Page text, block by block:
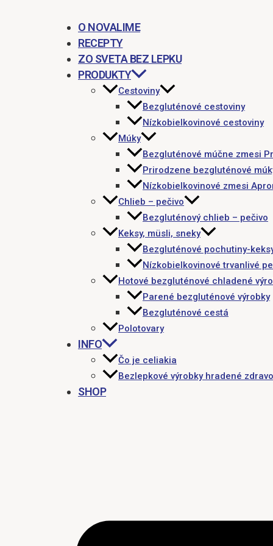
O NOVALIME
RECEPTY
ZO SVETA BEZ LEPKU
PRODUKTY
Cestoviny
Bezgluténové cestoviny
Nízkobielkovinové cestoviny
Múky
Bezgluténové múčne zmesi
Prirodzene bezgluténové
Nízkobielkovinové zmesi
Chlieb – pečivo
Bezgluténový chlieb – pečivo
Keksy, müsli, sneky
Bezgluténové pochutiny-
Nízkobielkovinové trvanlivé
Hotové bezgluténové chladené
Parené bezgluténové výrobky
Bezgluténové cestá
Polotovary
INFO
Čo je celiakia
Bezlepkové výrobky hradené
SHOP